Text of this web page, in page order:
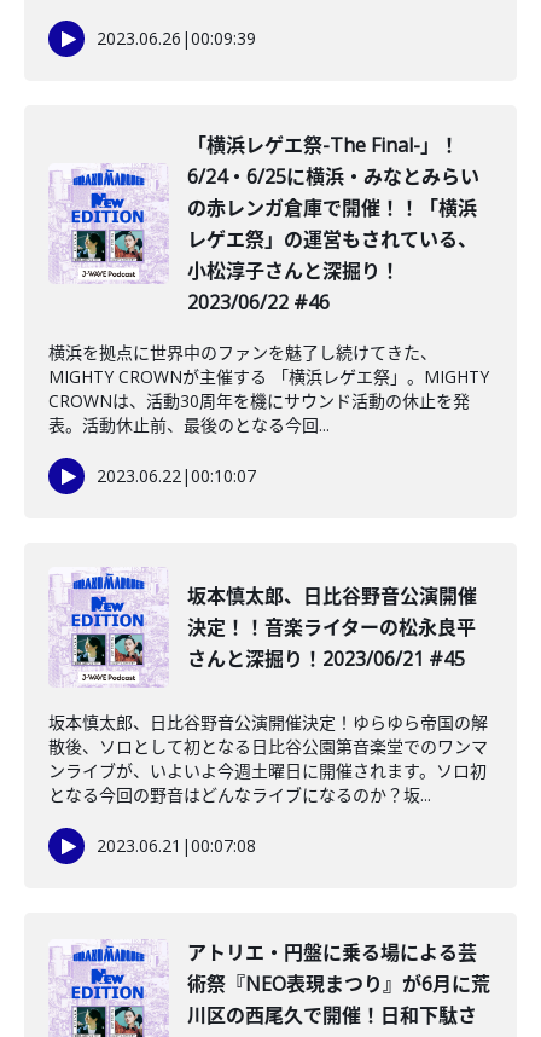
2023.06.26 |00:09:39
「横浜レゲエ祭-The Final-」！
6/24・6/25に横浜・みなとみらい
の赤レンガ倉庫で開催！！「横浜
レゲエ祭」の運営もされている、
小松淳子さんと深掘り！
2023/06/22 #46
横浜を拠点に世界中のファンを魅了し続けてきた、
MIGHTY CROWNが主催する 「横浜レゲエ祭」。MIGHTY
CROWNは、活動30周年を機にサウンド活動の休止を発
表。活動休止前、最後のとなる今回...
2023.06.22|00:10:07
坂本慎太郎、日比谷野音公演開催
決定！！音楽ライターの松永良平
さんと深掘り！2023/06/21 #45
坂本慎太郎、日比谷野音公演開催決定！ゆらゆら帝国の解
散後、ソロとして初となる日比谷公園第音楽堂でのワンマ
ンライブが、いよいよ今週土曜日に開催されます。ソロ初
となる今回の野音はどんなライブになるのか？坂...
2023.06.21 |00:07:08
アトリエ・円盤に乗る場による芸
術祭『NEO表現まつり』が6月に荒
川区の西尾久で開催！日和下駄さ